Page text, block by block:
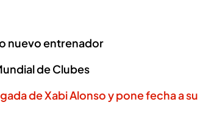
nuevo entrenador
de Clubes
de Xabi Alonso y pone fecha a su